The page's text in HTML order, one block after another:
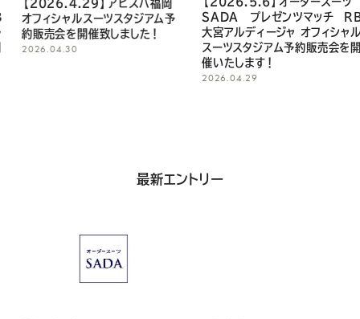
だ
さ
い
【2026.4.29】アビスパ福岡
オフィシャルスーツスタジアム予
約販売会を開催致しました！
2026.04.30
SADA プレゼンツマッチ RB
大宮アルディージャ オフィシャル
スーツスタジアム予約販売会を開
催いたします！
2026.04.29
最新エントリー